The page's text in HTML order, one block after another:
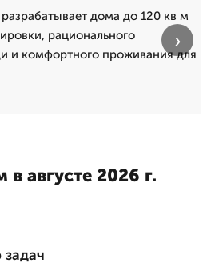
дома до 120 кв м
рационального
и комфортного проживания для
›
августе 2026 г.
задач